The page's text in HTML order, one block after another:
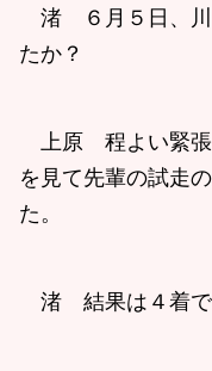
渚 ６月５日、川
たか？
上原 程よい緊張
を見て先輩の試走
た。
渚 結果は４着で